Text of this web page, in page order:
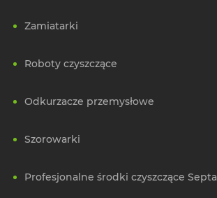
Zamiatarki
Roboty czyszczące
Odkurzacze przemysłowe
Szorowarki
Profesjonalne środki czyszczące Septa